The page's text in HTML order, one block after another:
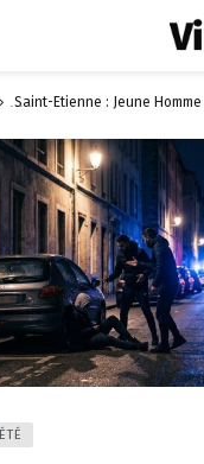
Saint-Étienne : Jeune